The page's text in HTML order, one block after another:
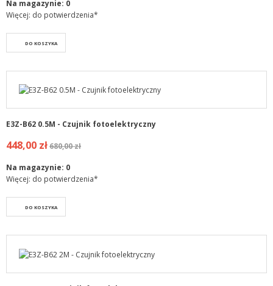
Na magazynie: 0
Więcej: do potwierdzenia*
DO KOSZYKA
E3Z-B62 0.5M - Czujnik fotoelektryczny
448,00 zł680,00 zł
Na magazynie: 0
Więcej: do potwierdzenia*
DO KOSZYKA